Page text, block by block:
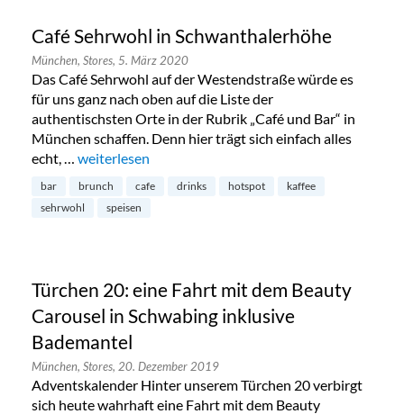
Café Sehrwohl in Schwanthalerhöhe
München, Stores, 5. März 2020
Das Café Sehrwohl auf der Westendstraße würde es
für uns ganz nach oben auf die Liste der
authentischsten Orte in der Rubrik „Café und Bar“ in
München schaffen. Denn hier trägt sich einfach alles
echt, … „Café Sehrwohl in Schwanthalerhöhe“
weiterlesen
bar brunch cafe drinks hotspot
kaffee
sehrwohl
speisen
Türchen 20: eine Fahrt mit dem Beauty
Carousel in Schwabing inklusive
Bademantel
München, Stores, 20. Dezember 2019
Adventskalender Hinter unserem Türchen 20 verbirgt
sich heute wahrhaft eine Fahrt mit dem Beauty